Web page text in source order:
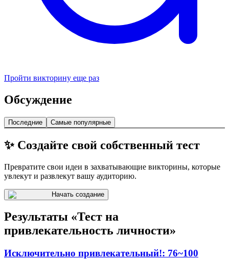
Пройти викторину еще раз
Обсуждение
Последние Самые популярные
✨ Создайте свой собственный тест
Превратите свои идеи в захватывающие викторины, которые
увлекут и развлекут вашу аудиторию.
Начать создание
Результаты «Тест на
привлекательность личности»
Исключительно привлекательный!: 76~100